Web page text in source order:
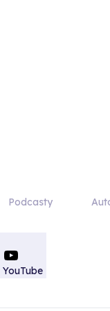
Podcasty
YouTube